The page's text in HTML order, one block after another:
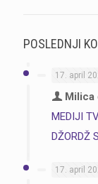
POSLEDNJI
17. april
Milica
MEDIJI
DŽORDŽ
17. april